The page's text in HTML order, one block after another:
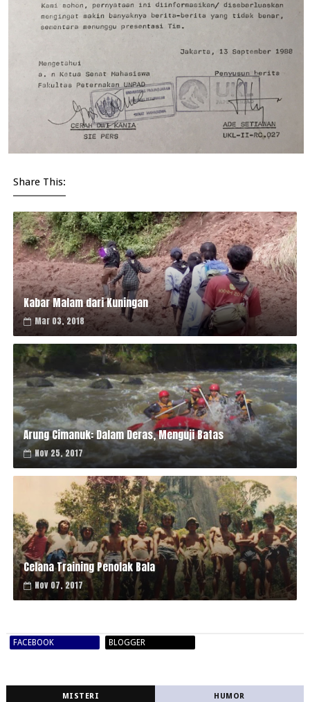
Share This:
Kabar Malam dari Kuningan
Mar 03, 2018
Arung Cimanuk: Dalam Deras, Menguji Batas
Nov 25, 2017
Celana Training Penolak Bala
Nov 07, 2017
FACEBOOK BLOGGER
MISTERI HUMOR